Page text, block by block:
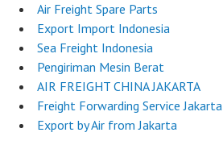
Air Freight Spare Parts
Export Import Indonesia
Sea Freight Indonesia
Pengiriman Mesin Berat
AIR FREIGHT CHINA JAKARTA
Freight Forwarding Service Jakarta
Export by Air from Jakarta